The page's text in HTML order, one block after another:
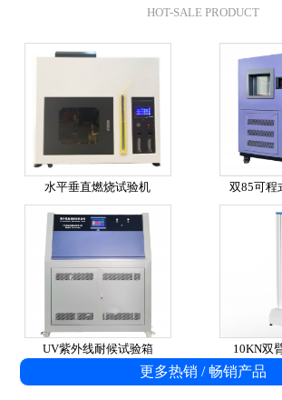
HOT-SALE PRODUCT
水平垂直燃烧试验机 双85可程
UV紫外线耐候试验箱 10KN双
更多热销 / 畅销产品